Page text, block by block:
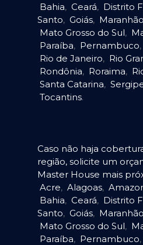
Bahia, Ceará, Distrito
Santo, Goiás, Maranhão
Mato Grosso do Sul,
Paraíba, Pernambuco,
Rio de Janeiro, Rio
Rondônia, Roraima,
Santa Catarina,
Tocantins.
Caso não haja
região, solicite um
Master House mais
Acre, Alagoas,
Bahia, Ceará, Distrito
Santo, Goiás, Maranhão
Mato Grosso do Sul,
Paraíba, Pernambuco,